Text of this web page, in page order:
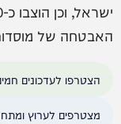
האבטחה של
הצטרפו לעדכונים
מצטרפים לערוץ